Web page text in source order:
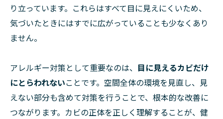
り立っています。これらはすべて目に見えにくいため、
気づいたときにはすでに広がっていることも少なくあり
ません。
アレルギー対策として重要なのは、 目に見えるカビだけ
にとらわれないことです。空間全体の環境を見直し、見
えない部分も含めて対策を行うことで、根本的な改善に
つながります。カビの正体を正しく理解することが、健